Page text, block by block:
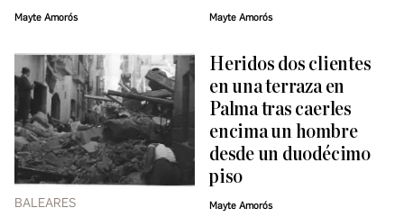
Mayte Amorós Mayte Amorós
BALEARES
Heridos dos clientes
en una terraza en
Palma tras caerles
encima un hombre
desde un duodécimo
piso
Mayte Amorós